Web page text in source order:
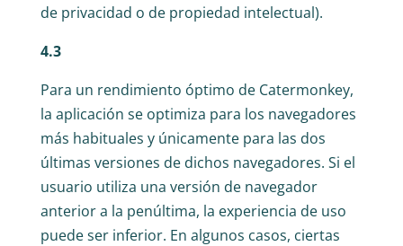
de privacidad o de propiedad intelectual).
4.3
Para un rendimiento óptimo de Catermonkey,
la aplicación se optimiza para los navegadores
más habituales y únicamente para las dos
últimas versiones de dichos navegadores. Si el
usuario utiliza una versión de navegador
anterior a la penúltima, la experiencia de uso
puede ser inferior. En algunos casos, ciertas